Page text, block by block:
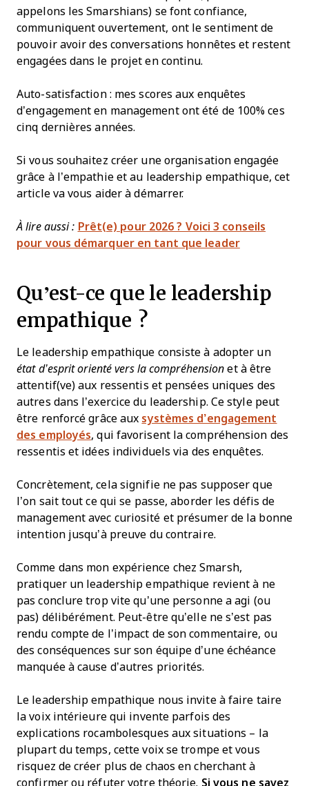
appelons les Smarshians) se font confiance,
communiquent ouvertement, ont le sentiment de
pouvoir avoir des conversations honnêtes et restent
engagées dans le projet en continu.
Auto-satisfaction : mes scores aux enquêtes
d’engagement en management ont été de 100% ces
cinq dernières années.
Si vous souhaitez créer une organisation engagée
grâce à l’empathie et au leadership empathique, cet
article va vous aider à démarrer.
À lire aussi : Prêt(e) pour 2026 ? Voici 3 conseils
pour vous démarquer en tant que leader
Qu’est-ce que le leadership
empathique ?
Le leadership empathique consiste à adopter un
état d’esprit orienté vers la compréhension et à être
attentif(ve) aux ressentis et pensées uniques des
autres dans l’exercice du leadership. Ce style peut
être renforcé grâce aux systèmes d’engagement
des employés, qui favorisent la compréhension des
ressentis et idées individuels via des enquêtes.
Concrètement, cela signifie ne pas supposer que
l’on sait tout ce qui se passe, aborder les défis de
management avec curiosité et présumer de la bonne
intention jusqu’à preuve du contraire.
Comme dans mon expérience chez Smarsh,
pratiquer un leadership empathique revient à ne
pas conclure trop vite qu’une personne a agi (ou
pas) délibérément. Peut-être qu’elle ne s’est pas
rendu compte de l’impact de son commentaire, ou
des conséquences sur son équipe d’une échéance
manquée à cause d’autres priorités.
Le leadership empathique nous invite à faire taire
la voix intérieure qui invente parfois des
explications rocambolesques aux situations – la
plupart du temps, cette voix se trompe et vous
risquez de créer plus de chaos en cherchant à
confirmer ou réfuter votre théorie. Si vous ne savez